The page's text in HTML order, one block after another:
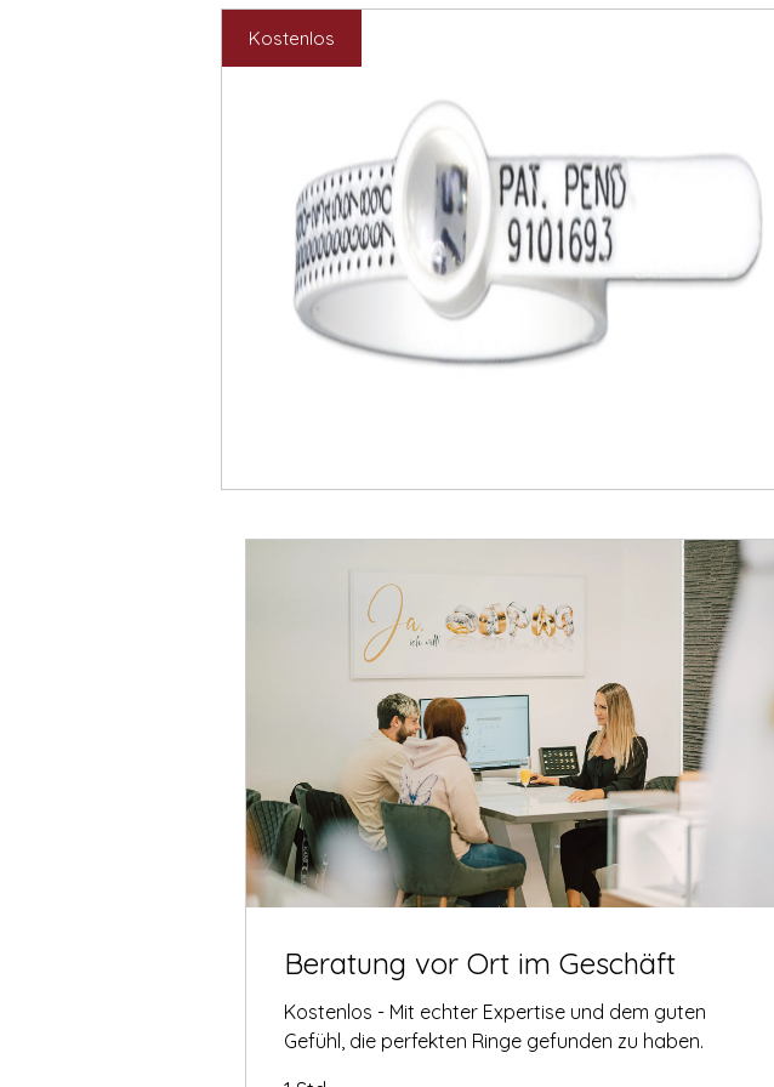
Kostenlos
Beratung vor Ort im Geschäft
Kostenlos - Mit echter Expertise und dem guten
Gefühl, die perfekten Ringe gefunden zu haben.